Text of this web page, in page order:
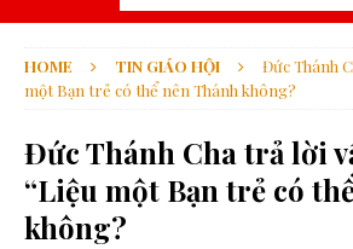
HOME TIN GIÁO HỘI
Đức Thánh
một Bạn trẻ có thể nên Thánh không?
Đức Thánh Cha trả lời
“Liệu một Bạn trẻ có
không?